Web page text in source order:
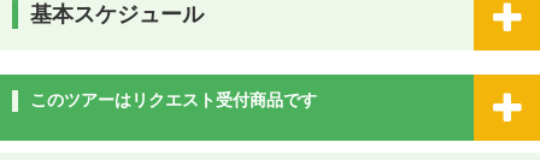
基本スケジュール
このツアーはリクエスト受付商品です